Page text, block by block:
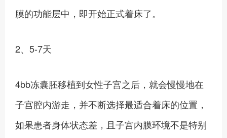
膜的功能层中，即开始正式着床了。
2、5-7天
4bb冻囊胚移植到女性子宫之后，就会慢慢地在
子宫腔内游走，并不断选择最适合着床的位置，
如果患者身体状态差，且子宫内膜环境不是特别